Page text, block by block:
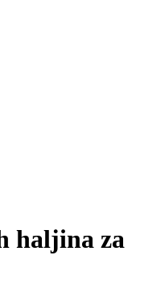
haljina za